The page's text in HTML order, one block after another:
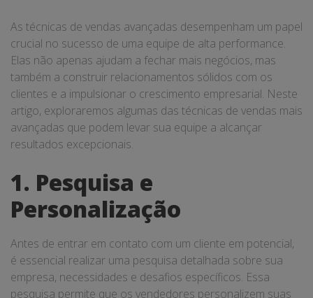
As técnicas de vendas avançadas desempenham um papel
crucial no sucesso de uma equipe de alta performance.
Elas não apenas ajudam a fechar mais negócios, mas
também a construir relacionamentos sólidos com os
clientes e a impulsionar o crescimento empresarial. Neste
artigo, exploraremos algumas das técnicas de vendas mais
avançadas que podem levar sua equipe a alcançar
resultados excepcionais.
1. Pesquisa e
Personalização
Antes de entrar em contato com um cliente em potencial,
é essencial realizar uma pesquisa detalhada sobre sua
empresa, necessidades e desafios específicos. Essa
pesquisa permite que os vendedores personalizem suas